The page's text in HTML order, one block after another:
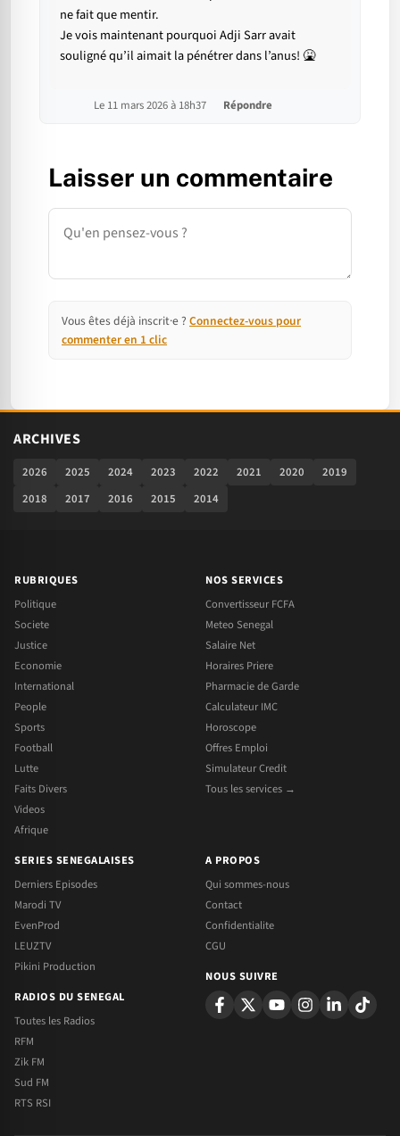
ne fait que mentir.
Je vois maintenant pourquoi Adji Sarr avait
souligné qu’il aimait la pénétrer dans l’anus! 🤮
Le 11 mars 2026 à 18h37 Répondre
Laisser un commentaire
Commentaire
Vous êtes déjà inscrit·e ? Connectez-vous pour
commenter en 1 clic
ARCHIVES
2026 2025 2024 2023 2022 2021 2020
2019
2018
2017 2016 2015 2014
RUBRIQUES
Politique
Societe
Justice
Economie
International
People
Sports
Football
Lutte
Faits Divers
Videos
Afrique
NOS SERVICES
Convertisseur FCFA
Meteo Senegal
Salaire Net
Horaires Priere
Pharmacie de Garde
Calculateur IMC
Horoscope
Offres Emploi
Simulateur Credit
Tous les services →
SERIES SENEGALAISES
Derniers Episodes
Marodi TV
EvenProd
LEUZTV
Pikini Production
RADIOS DU SENEGAL
Toutes les Radios
RFM
Zik FM
Sud FM
RTS RSI
A PROPOS
Qui sommes-nous
Contact
Confidentialite
CGU
NOUS SUIVRE